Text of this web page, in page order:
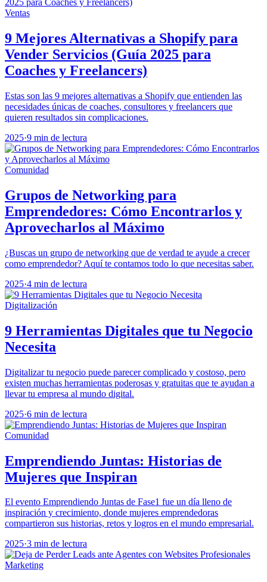
Ventas
9 Mejores Alternativas a Shopify para
Vender Servicios (Guía 2025 para
Coaches y Freelancers)
Estas son las 9 mejores alternativas a Shopify que entienden las
necesidades únicas de coaches, consultores y freelancers que
quieren resultados sin complicaciones.
2025·9 min de lectura
Comunidad
Grupos de Networking para
Emprendedores: Cómo Encontrarlos y
Aprovecharlos al Máximo
¿Buscas un grupo de networking que de verdad te ayude a crecer
como emprendedor? Aquí te contamos todo lo que necesitas saber.
2025·4 min de lectura
Digitalización
9 Herramientas Digitales que tu Negocio
Necesita
Digitalizar tu negocio puede parecer complicado y costoso, pero
existen muchas herramientas poderosas y gratuitas que te ayudan a
llevar tu empresa al mundo digital.
2025·6 min de lectura
Comunidad
Emprendiendo Juntas: Historias de
Mujeres que Inspiran
El evento Emprendiendo Juntas de Fase1 fue un día lleno de
inspiración y crecimiento, donde mujeres emprendedoras
compartieron sus historias, retos y logros en el mundo empresarial.
2025·3 min de lectura
Marketing